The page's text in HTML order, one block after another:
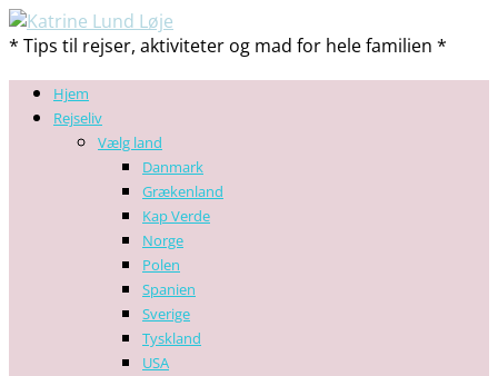
* Tips til rejser, aktiviteter og mad for hele familien *
Hjem
Rejseliv
Vælg land
Danmark
Grækenland
Kap Verde
Norge
Polen
Spanien
Sverige
Tyskland
USA